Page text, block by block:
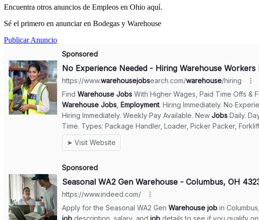
Encuentra otros anuncios de Empleos en Ohio aquí.
Sé el primero en anunciar en Bodegas y Warehouse
Publicar Anuncio